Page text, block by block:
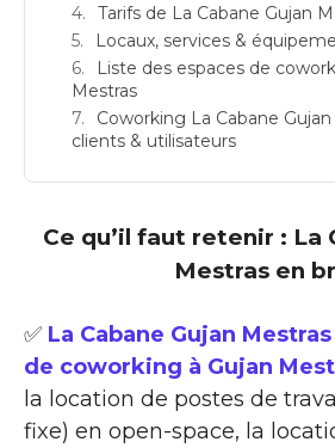
Tarifs de La Cabane Gujan
Locaux, services &
Liste des espaces de
Mestras
Coworking La Cabane
clients & utilisateurs
Ce qu’il faut retenir : La
Mestras en
✅ La Cabane Gujan
de coworking à Gujan
la location de postes de
fixe) en open-space, la